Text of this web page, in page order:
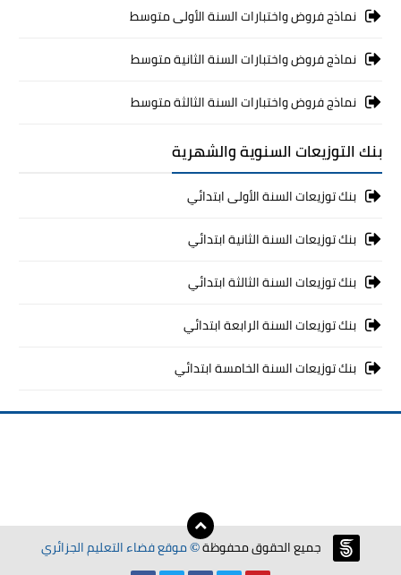
نماذج فروض واختبارات السنة الأولى متوسط
نماذج فروض واختبارات السنة الثانية متوسط
نماذج فروض واختبارات السنة الثالثة متوسط
بنك التوزيعات السنوية والشهرية
بنك توزيعات السنة الأولى ابتدائي
بنك توزيعات السنة الثانية ابتدائي
بنك توزيعات السنة الثالثة ابتدائي
بنك توزيعات السنة الرابعة ابتدائي
بنك توزيعات السنة الخامسة ابتدائي
جميع الحقوق محفوظة©موقع فضاء التعليم الجزائري